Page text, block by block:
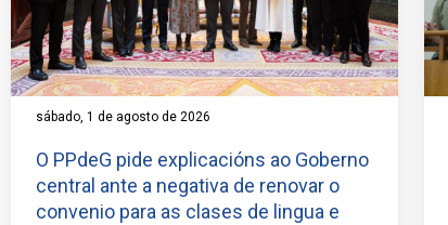
sábado, 1 de agosto de 2026
O PPdeG pide explicacións ao Goberno
central ante a negativa de renovar o
convenio para as clases de lingua e